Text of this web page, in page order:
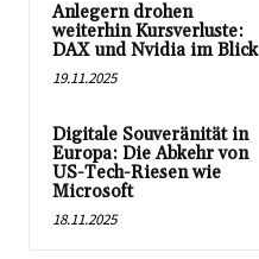
Anlegern drohen
weiterhin Kursverluste:
DAX und Nvidia im Blick
19.11.2025
Digitale Souveränität in
Europa: Die Abkehr von
US-Tech-Riesen wie
Microsoft
18.11.2025